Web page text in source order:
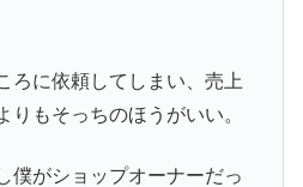
ろに依頼してしまい、売上
りもそっちのほうがいい。
僕がショップオーナーだっ